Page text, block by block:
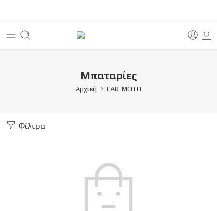
Μπαταρίες
Αρχική CAR-MOTO
Φίλτρα